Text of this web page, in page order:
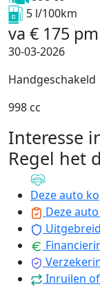
5 l/100km
va € 175 pm
30-03-2026
Handgeschakeld
998 cc
Interesse
Regel het
Deze auto
Deze
Inruilen